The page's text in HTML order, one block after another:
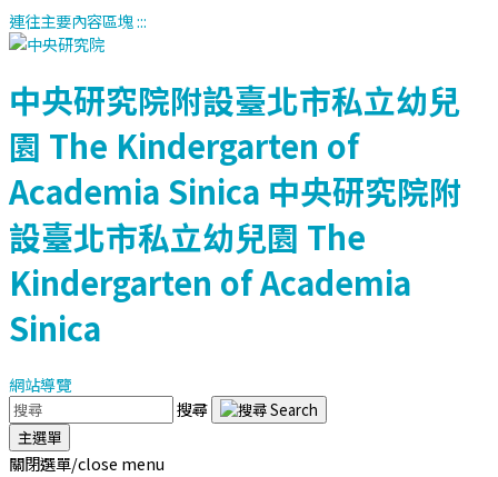
連往主要內容區塊:::
中央研究院附設臺北市私立幼兒
園 The Kindergarten of
Academia Sinica 中央研究院附
設臺北市私立幼兒園 The
Kindergarten of Academia
Sinica
網站導覽
搜尋
主選單
關閉選單/close menu